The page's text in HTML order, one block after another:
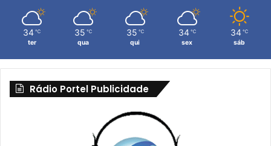
34 ℃
ter
35 ℃
qua
35 ℃
qui
34 ℃
sex
34 ℃
sáb
Rádio Portel Publicidade